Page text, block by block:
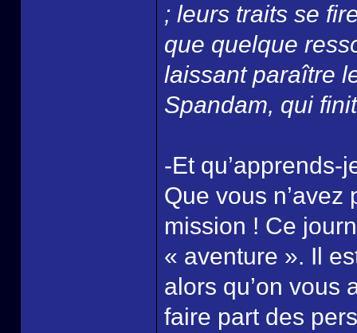
; leurs traits se
que quelque
laissant paraître
Spandam, qui
-Et
Que vous
mission ! Ce
« aventure ». Il
alors qu’on vous
faire part des